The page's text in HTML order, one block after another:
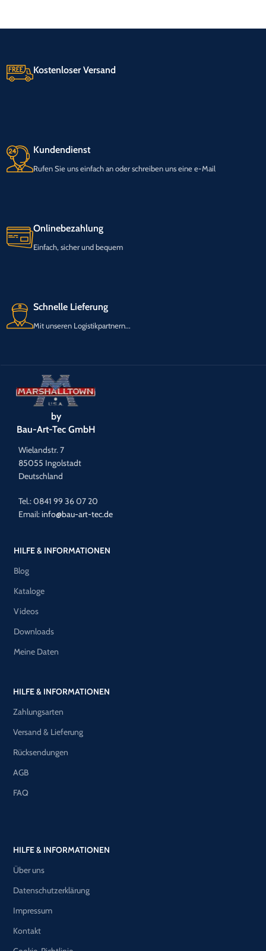
Kostenloser Versand
Kundendienst
Rufen Sie uns einfach an oder schreiben uns eine e-Mail
Onlinebezahlung
Einfach, sicher und bequem
Schnelle Lieferung
Mit unseren Logistikpartnern...
by
Bau-Art-Tec GmbH
Wielandstr. 7
85055 Ingolstadt
Deutschland
Tel.: 0841 99 36 07 20
Email:info@bau-art-tec.de
HILFE & INFORMATIONEN
Blog
Kataloge
Videos
Downloads
Meine Daten
HILFE & INFORMATIONEN
Zahlungsarten
Versand & Lieferung
Rücksendungen
AGB
FAQ
HILFE & INFORMATIONEN
Über uns
Datenschutzerklärung
Impressum
Kontakt